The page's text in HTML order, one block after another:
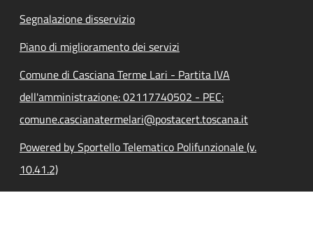
Segnalazione disservizio
Piano di miglioramento dei servizi
Comune di Casciana Terme Lari - Partita IVA
dell'amministrazione: 02117740502 - PEC:
comune.cascianatermelari@postacert.toscana.it
Powered by Sportello Telematico Polifunzionale (v.
10.41.2)